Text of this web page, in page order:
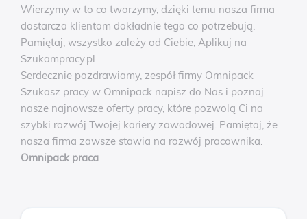
Wierzymy w to co tworzymy, dzięki temu nasza firma
dostarcza klientom dokładnie tego co potrzebują.
Pamiętaj, wszystko zależy od Ciebie, Aplikuj na
Szukampracy.pl
Serdecznie pozdrawiamy, zespół firmy Omnipack
Szukasz pracy w Omnipack napisz do Nas i poznaj
nasze najnowsze oferty pracy, które pozwolą Ci na
szybki rozwój Twojej kariery zawodowej. Pamiętaj, że
nasza firma zawsze stawia na rozwój pracownika.
Omnipack praca